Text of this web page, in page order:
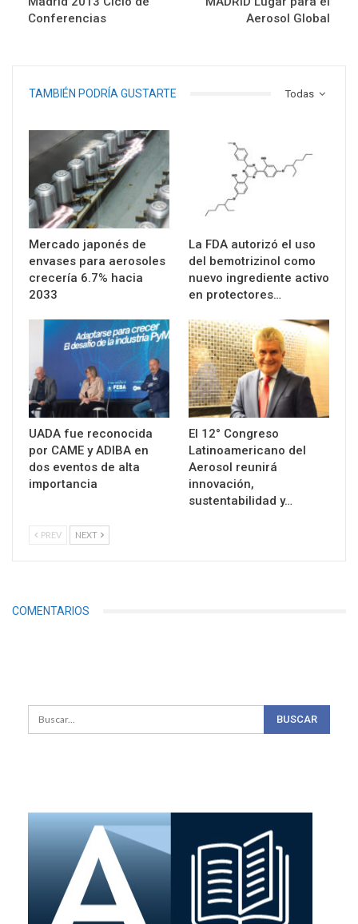
Conferencias
Aerosol Global
Todas
TAMBIÉN PODRÍA GUSTARTE
Mercado japonés de
envases para aerosoles
crecería 6.7% hacia
2033
La FDA autorizó el uso
del bemotrizinol como
nuevo ingrediente activo
en protectores…
UADA fue reconocida
por CAME y ADIBA en
dos eventos de alta
importancia
El 12° Congreso
Latinoamericano del
Aerosol reunirá
innovación,
sustentabilidad y…
PREV NEXT
COMENTARIOS